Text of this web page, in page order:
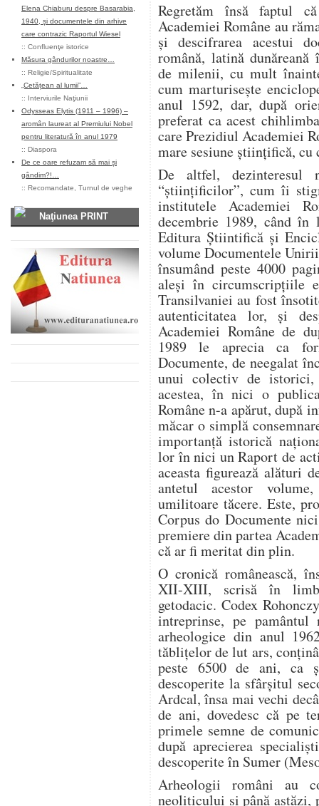
Elena Chiaburu despre Basarabia,
1940, și documentele din arhive
care contrazic Raportul Wiesel
:: Confluenţe istorice
Măsura gândurilor noastre…
:: Religie/Spiritualitate
„Cetățean al lumii”…
:: Interviurile Naţiunii
Odysseas Elytis (1911 – 1996) –
aromân laureat al Premiului Nobel
pentru literatură în anul 1979
:: Diaspora
De ce oare refuzam să mai și
gândim?!…
:: Recomandate Turnul de veghe
Naţiunea PRINT
Regretăm însă faptul
Academiei Române au
şi descifrarea acestui
română, latină
de milenii, cu mult
cum marturiseşte
anul 1592, dar, după
preferat ca acest
care Prezidiul Academiei
mare sesiune ştiinţifică,
De altfel,
“ştiinţificilor”, cum îi
institutele Academiei
decembrie 1989, când
Editura Ştiintifică şi
volume Documentele
însumând peste 4000
aleşi în circumscripţiile
Transilvaniei au fost
autenticitatea lor, şi
Academiei Române de
1989 le aprecia ca
Documente, de neegalat
unui colectiv de
acestea, în nici o
Române n-a apărut, după
măcar o simplă
importanţă istorică
lor în nici un Raport de
aceasta figurează alături
antetul acestor
umilitoare tăcere. Este,
Corpus do Documente
premiere din partea
că ar fi meritat din plin.
O cronică românească,
XII-XIII, scrisă în
getodacic. Codex
intreprinse, pe pamântul
arheologice din anul
tăbliţelor de lut ars,
peste 6500 de ani, ca
descoperite la sfârşitul
Ardcal, însa mai vechi
de ani, dovedesc că pe
primele semne de
după aprecierea
descoperite în Sumer
Arheologii români au
neoliticului şi până astăzi,